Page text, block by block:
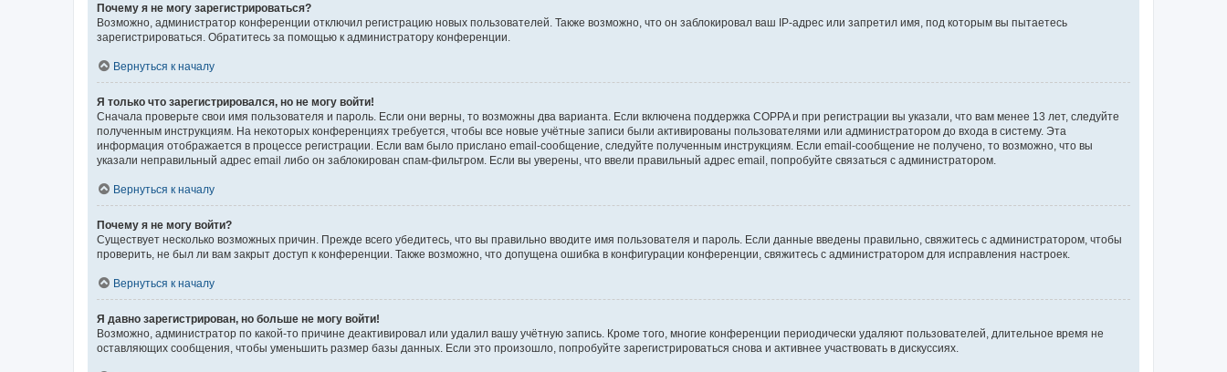
Почему я не могу зарегистрироваться?
Возможно, администратор конференции отключил регистрацию новых пользователей. Также возможно, что он заблокировал ваш IP-адрес или запретил имя, под которым вы пытаетесь
зарегистрироваться. Обратитесь за помощью к администратору конференции.
Вернуться к началу
Я только что зарегистрировался, но не могу войти!
Сначала проверьте свои имя пользователя и пароль. Если они верны, то возможны два варианта. Если включена поддержка COPPA и при регистрации вы указали, что вам менее 13 лет, следуйте
полученным инструкциям. На некоторых конференциях требуется, чтобы все новые учётные записи были активированы пользователями или администратором до входа в систему. Эта
информация отображается в процессе регистрации. Если вам было прислано email-сообщение, следуйте полученным инструкциям. Если email-сообщение не получено, то возможно, что вы
указали неправильный адрес email либо он заблокирован спам-фильтром. Если вы уверены, что ввели правильный адрес email, попробуйте связаться с администратором.
Вернуться к началу
Почему я не могу войти?
Существует несколько возможных причин. Прежде всего убедитесь, что вы правильно вводите имя пользователя и пароль. Если данные введены правильно, свяжитесь с администратором, чтобы
проверить, не был ли вам закрыт доступ к конференции. Также возможно, что допущена ошибка в конфигурации конференции, свяжитесь с администратором для исправления настроек.
Вернуться к началу
Я давно зарегистрирован, но больше не могу войти!
Возможно, администратор по какой-то причине деактивировал или удалил вашу учётную запись. Кроме того, многие конференции периодически удаляют пользователей, длительное время не
оставляющих сообщения, чтобы уменьшить размер базы данных. Если это произошло, попробуйте зарегистрироваться снова и активнее участвовать в дискуссиях.